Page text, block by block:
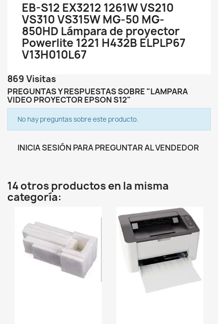
EB-S12 EX3212 1261W VS210
VS310 VS315W MG-50 MG-
850HD Lámpara de proyector
Powerlite 1221 H432B ELPLP67
V13H010L67
869 Visitas
PREGUNTAS Y RESPUESTAS SOBRE "LAMPARA
VIDEO PROYECTOR EPSON S12"
No hay preguntas sobre este producto.
INICIA SESIÓN PARA PREGUNTAR AL VENDEDOR
14 otros productos en la misma
categoría:
favorite_border favorite_border